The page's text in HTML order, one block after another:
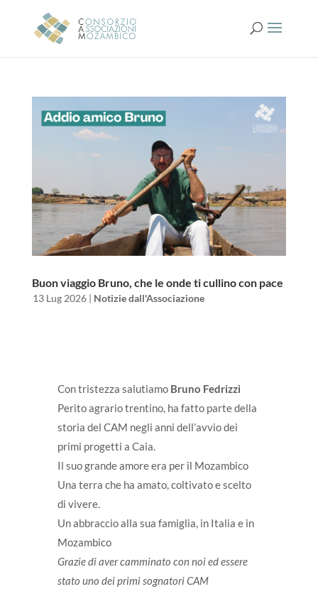
Buon viaggio Bruno, che le onde ti cullino con pace
13 Lug 2026| Notizie dall'Associazione
Con tristezza salutiamo Bruno Fedrizzi
Perito agrario trentino, ha fatto parte della
storia del CAM negli anni dell’avvio dei
primi progetti a Caia.
Il suo grande amore era per il Mozambico
Una terra che ha amato, coltivato e scelto
di vivere.
Un abbraccio alla sua famiglia, in Italia e in
Mozambico
Grazie di aver camminato con noi ed essere
stato uno dei primi sognatori CAM